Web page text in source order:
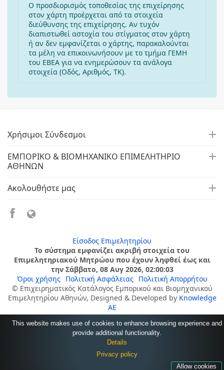
Ο προσδιορισμός τοποθεσίας της επιχείρησης
στον χάρτη προέρχεται από τα στοιχεία
διεύθυνσης της επιχείρησης. Αν τυχόν
διαπιστωθεί αστοχία του στίγματος στον χάρτη
ή αν δεν εμφανίζεται ο χάρτης, παρακαλούνται
τα μέλη να επικοινωνήσουν με το τμήμα ΓΕΜΗ
του ΕΒΕΑ για να ενημερώσουν τα ανάλογα
στοιχεία (Οδός, Αριθμός, ΤΚ).
Χρήσιμοι Σύνδεσμοι
ΕΜΠΟΡΙΚΟ & ΒΙΟΜΗΧΑΝΙΚΟ ΕΠΙΜΕΛΗΤΗΡΙΟ
ΑΘΗΝΩΝ
Ακολουθήστε μας
Είσοδος Επιμελητηρίου
Το σύστημα εμφανίζει ακριβή στοιχεία του
Επιμελητηριακού Μητρώου που έχουν ληφθεί έως και
την Σάββατο, 08 Αυγ 2026, 02:00:03
Όροι χρήσης
Πολιτική Ασφάλειας
Πολιτική Απορρήτου
© Επιχειρηματικός Κατάλογος Εμπορικού και Βιομηχανικού
Επιμελητηρίου Αθηνών, Designed & Developed by Knowledge
AE
This website makes use of cookies to enhance browsing experience and
provide additional functionality.
Details
Privacy policy
Allow cookies